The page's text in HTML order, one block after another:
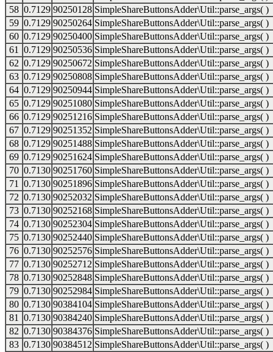
58 0.7129 90250128 SimpleShareButtonsAdder\Util::parse_args( )
59 0.7129 90250264 SimpleShareButtonsAdder\Util::parse_args( )
60 0.7129 90250400 SimpleShareButtonsAdder\Util::parse_args( )
61
0.7129 90250536 SimpleShareButtonsAdder\Util::parse_args( )
62 0.7129 90250672 SimpleShareButtonsAdder\Util::parse_args( )
63 0.7129 90250808 SimpleShareButtonsAdder\Util::parse_args( )
64 0.7129 90250944 SimpleShareButtonsAdder\Util::parse_args( )
65 0.7129 90251080 SimpleShareButtonsAdder\Util::parse_args( )
66 0.7129 90251216 SimpleShareButtonsAdder\Util::parse_args( )
67 0.7129 90251352 SimpleShareButtonsAdder\Util::parse_args( )
68 0.7129 90251488 SimpleShareButtonsAdder\Util::parse_args( )
69 0.7129 90251624 SimpleShareButtonsAdder\Util::parse_args( )
70 0.7130 90251760 SimpleShareButtonsAdder\Util::parse_args( )
71
0.7130 90251896 SimpleShareButtonsAdder\Util::parse_args( )
72 0.7130 90252032 SimpleShareButtonsAdder\Util::parse_args( )
73 0.7130 90252168 SimpleShareButtonsAdder\Util::parse_args( )
74 0.7130 90252304 SimpleShareButtonsAdder\Util::parse_args( )
75 0.7130 90252440 SimpleShareButtonsAdder\Util::parse_args( )
76 0.7130 90252576 SimpleShareButtonsAdder\Util::parse_args( )
77 0.7130 90252712 SimpleShareButtonsAdder\Util::parse_args( )
78 0.7130 90252848 SimpleShareButtonsAdder\Util::parse_args( )
79 0.7130 90252984 SimpleShareButtonsAdder\Util::parse_args( )
80 0.7130 90384104 SimpleShareButtonsAdder\Util::parse_args( )
81
0.7130 90384240 SimpleShareButtonsAdder\Util::parse_args( )
82 0.7130 90384376 SimpleShareButtonsAdder\Util::parse_args( )
83 0.7130 90384512 SimpleShareButtonsAdder\Util::parse_args( )